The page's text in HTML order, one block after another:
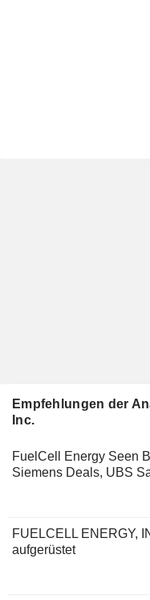
Empfehlungen der
Inc.
FuelCell Energy Seen
Siemens Deals, UBS
FUELCELL ENERGY,
aufgerüstet